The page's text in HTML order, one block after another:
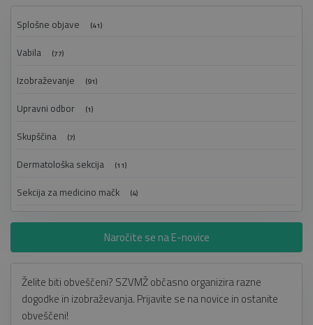
Splošne objave (41)
Vabila (77)
Izobraževanje (91)
Upravni odbor (1)
Skupščina (7)
Dermatološka sekcija (11)
Sekcija za medicino mačk (4)
Naročite se na E-novice
Želite biti obveščeni? SZVMŽ občasno organizira razne
dogodke in izobraževanja. Prijavite se na novice in ostanite
obveščeni!